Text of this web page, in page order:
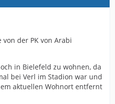
der PK von Arabi
in Bielefeld zu wohnen, da
bei Verl im Stadion war und
aktuellen Wohnort entfernt